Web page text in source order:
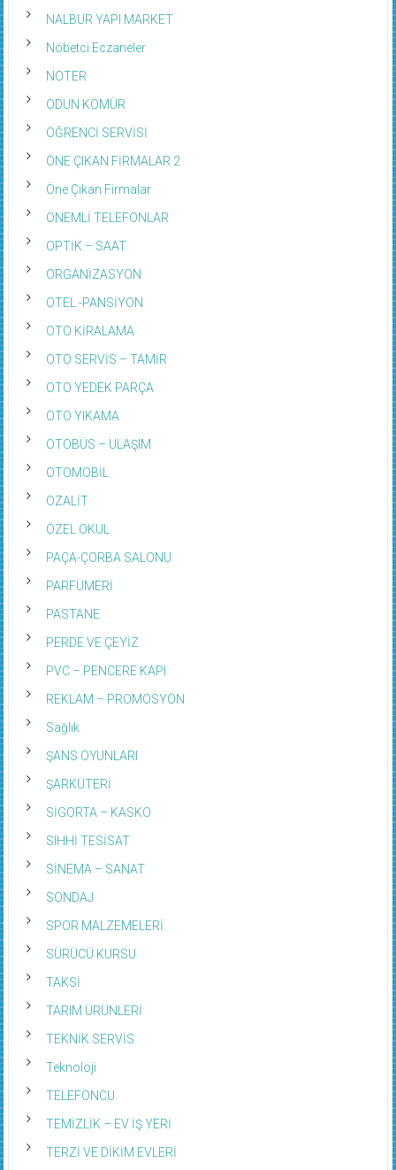
NALBUR YAPI MARKET
Nöbetci Eczaneler
NOTER
ODUN KÖMÜR
ÖĞRENCİ SERVİSİ
ÖNE ÇIKAN FİRMALAR 2
Öne Çıkan Firmalar
ÖNEMLİ TELEFONLAR
OPTİK – SAAT
ORGANİZASYON
OTEL -PANSİYON
OTO KİRALAMA
OTO SERVİS – TAMİR
OTO YEDEK PARÇA
OTO YIKAMA
OTOBÜS – ULAŞIM
OTOMOBİL
OZALİT
ÖZEL OKUL
PAÇA-ÇORBA SALONU
PARFÜMERİ
PASTANE
PERDE VE ÇEYİZ
PVC – PENCERE KAPI
REKLAM – PROMOSYON
Sağlık
ŞANS OYUNLARI
ŞARKÜTERİ
SİGORTA – KASKO
SIHHİ TESİSAT
SİNEMA – SANAT
SONDAJ
SPOR MALZEMELERİ
SÜRÜCÜ KURSU
TAKSİ
TARIM ÜRÜNLERİ
TEKNİK SERVİS
Teknoloji
TELEFONCU
TEMİZLİK – EV İŞ YERİ
TERZİ VE DİKİM EVLERİ